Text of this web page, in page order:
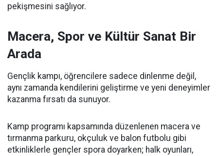
pekişmesini sağlıyor.
Macera, Spor ve Kültür Sanat Bir
Arada
Gençlik kampı, öğrencilere sadece dinlenme değil,
aynı zamanda kendilerini geliştirme ve yeni deneyimler
kazanma fırsatı da sunuyor.
Kamp programı kapsamında düzenlenen macera ve
tırmanma parkuru, okçuluk ve balon futbolu gibi
etkinliklerle gençler spora doyarken; halk oyunları,